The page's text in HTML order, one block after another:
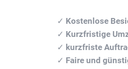
✓ Kostenlose
✓ Kurzfristige
✓ kurzfriste
✓ Faire und